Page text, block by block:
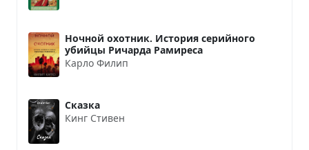
Ночной охотник. История серийного
убийцы Ричарда Рамиреса
Карло Филип
Сказка
Кинг Стивен